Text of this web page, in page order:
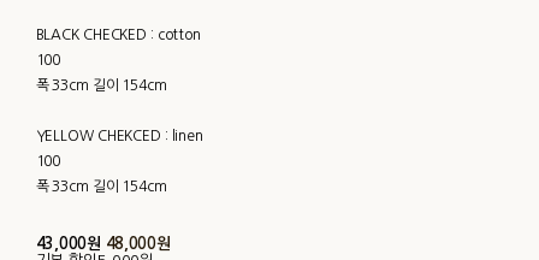
BLACK CHECKED : cotton
100
폭 33cm 길이 154cm
YELLOW CHEKCED : linen
100
폭 33cm 길이 154cm
43,000원 48,000원